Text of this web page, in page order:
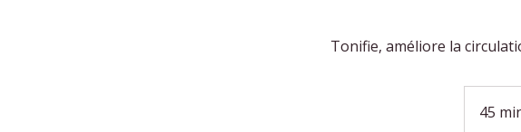
Tonifie, améliore la
45